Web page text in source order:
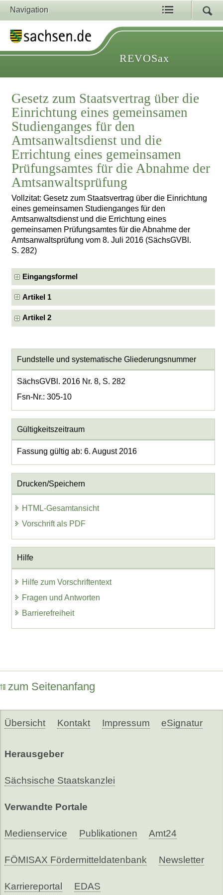
Navigation
REVOSax
Gesetz zum Staatsvertrag über die
Einrichtung eines gemeinsamen
Studienganges für den
Amtsanwaltsdienst und die
Errichtung eines gemeinsamen
Prüfungsamtes für die Abnahme der
Amtsanwaltsprüfung
Vollzitat: Gesetz zum Staatsvertrag über die Einrichtung
eines gemeinsamen Studienganges für den
Amtsanwaltsdienst und die Errichtung eines
gemeinsamen Prüfungsamtes für die Abnahme der
Amtsanwaltsprüfung vom 8. Juli 2016 (SächsGVBl.
S. 282)
Eingangsformel
Artikel 1
Artikel 2
Fundstelle und systematische Gliederungsnummer
SächsGVBl. 2016 Nr. 8, S. 282
Fsn-Nr.: 305-10
Gültigkeitszeitraum
Fassung gültig ab: 6. August 2016
Drucken/Speichern
HTML-Gesamtansicht
Vorschrift als PDF
Hilfe
Hilfe zum Vorschriftentext
Fragen und Antworten
Barrierefreiheit
zum Seitenanfang
Übersicht Kontakt Impressum eSignatur
Herausgeber
Sächsische Staatskanzlei
Verwandte Portale
Medienservice Publikationen Amt24
FÖMISAX Fördermitteldatenbank Newsletter
Karriereportal EDAS